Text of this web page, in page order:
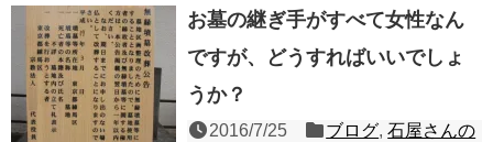
お墓の継ぎ手がすべて女性なん
ですが、どうすればいいでしょ
うか？
2016/7/25 ブログ,石屋さんの